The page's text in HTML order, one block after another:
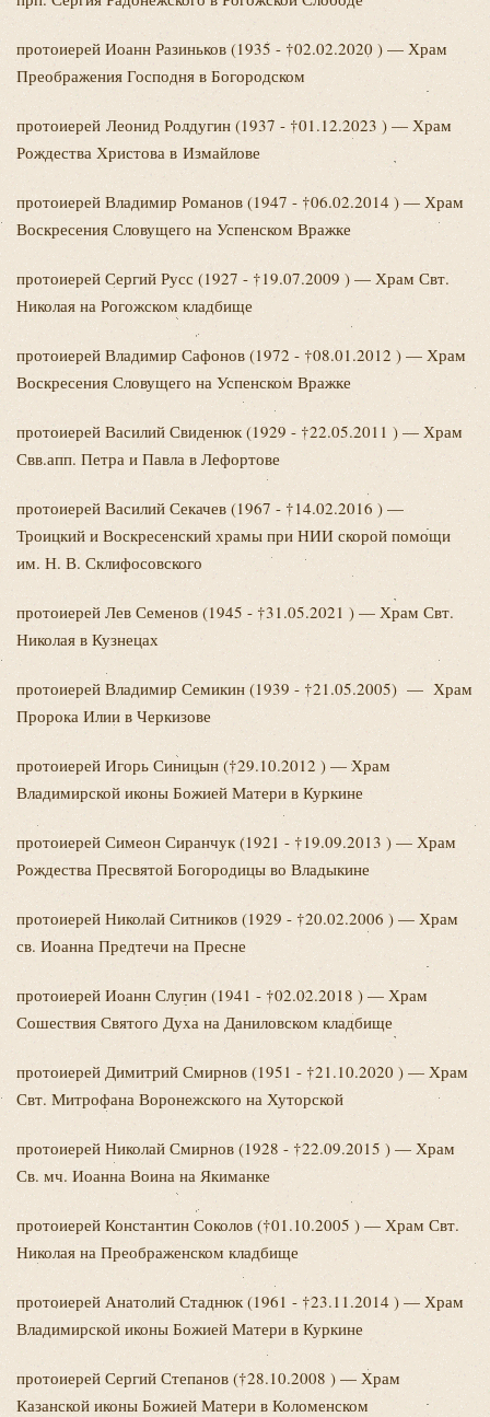
протоиерей Иоанн Разиньков (1935 - †02.02.2020 ) — Храм
Преображения Господня в Богородском
протоиерей Леонид Ролдугин (1937 - †01.12.2023 ) — Храм
Рождества Христова в Измайлове
протоиерей Владимир Романов (1947 - †06.02.2014 ) — Храм
Воскресения Словущего на Успенском Вражке
протоиерей Сергий Русс (1927 - †19.07.2009 ) — Храм Свт.
Николая на Рогожском кладбище
протоиерей Владимир Сафонов (1972 - †08.01.2012 ) — Храм
Воскресения Словущего на Успенском Вражке
протоиерей Василий Свиденюк (1929 - †22.05.2011 ) — Храм
Свв.апп. Петра и Павла в Лефортове
протоиерей Василий Секачев (1967 - †14.02.2016 ) —
Троицкий и Воскресенский храмы при НИИ скорой помощи
им. Н. В. Склифосовского
протоиерей ЛевСеменов (1945 - †31.05.2021 ) — Храм Свт.
Николая в Кузнецах
протоиерей Владимир Семикин (1939 - †21.05.2005) — Храм
Пророка Илии в Черкизове
протоиерей Игорь Синицын (†29.10.2012 ) — Храм
Владимирской иконы Божией Матери в Куркине
протоиерей СимеонСиранчук (1921 - †19.09.2013 ) — Храм
Рождества Пресвятой Богородицы во Владыкине
протоиерей Николай Ситников (1929 - †20.02.2006 ) — Храм
св. Иоанна Предтечи на Пресне
протоиерей Иоанн Слугин (1941 - †02.02.2018 ) — Храм
Сошествия Святого Духа на Даниловском кладбище
протоиерей Димитрий Смирнов (1951 - †21.10.2020 ) — Храм
Свт. Митрофана Воронежского на Хуторской
протоиерей Николай Смирнов (1928 - †22.09.2015 ) — Храм
Св. мч. Иоанна Воина на Якиманке
протоиерей Константин Соколов (†01.10.2005 ) — Храм Свт.
Николая на Преображенском кладбище
протоиерей Анатолий Стаднюк (1961 - †23.11.2014 ) — Храм
Владимирской иконы Божией Матери в Куркине
протоиерей Сергий Степанов (†28.10.2008 ) — Храм
Казанской иконы Божией Матери в Коломенском